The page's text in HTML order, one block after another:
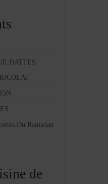
DATTES
Du Ramadan
de